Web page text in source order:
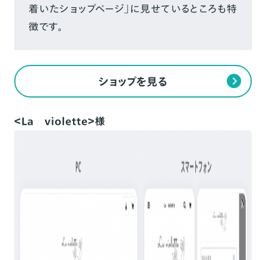
着いたショップページ」に見せているところも特
徴です。
ショップを見る
＜La violette＞様